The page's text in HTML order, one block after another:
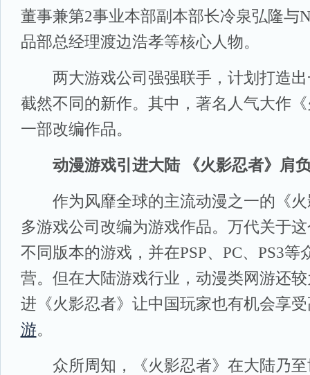
董事兼第2事业本部副本部长冷泉弘隆与
品部总经理渡边浩孝等核心人物。
两大游戏公司强强联手，计划打造出
截然不同的新作。其中，著名人气大作
一部改编作品。
动漫游戏引进大陆 《火影忍者》肩
作为风靡全球的主流动漫之一的《火
多游戏公司改编为游戏作品。万代关于
不同版本的游戏，并在PSP、PC、PS3
营。但在大陆游戏行业，动漫类网游还
进《火影忍者》让中国玩家也有机会享
游。
众所周知，《火影忍者》在大陆乃至